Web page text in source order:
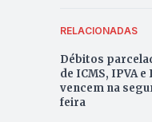
RELACIONADAS
Débitos
de ICMS, IPVA e
vencem na
feira